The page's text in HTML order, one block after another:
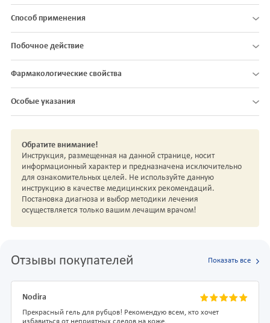
Способ применения
Побочное действие
Фармакологические свойства
Особые указания
Обратите внимание!
Инструкция, размещенная на данной странице, носит
информационный характер и предназначена исключительно
для ознакомительных целей. Не используйте данную
инструкцию в качестве медицинских рекомендаций.
Постановка диагноза и выбор методики лечения
осуществляется только вашим лечащим врачом!
Отзывы покупателей Показать все
Nodira
Прекрасный гель для рубцов! Рекомендую всем, кто хочет